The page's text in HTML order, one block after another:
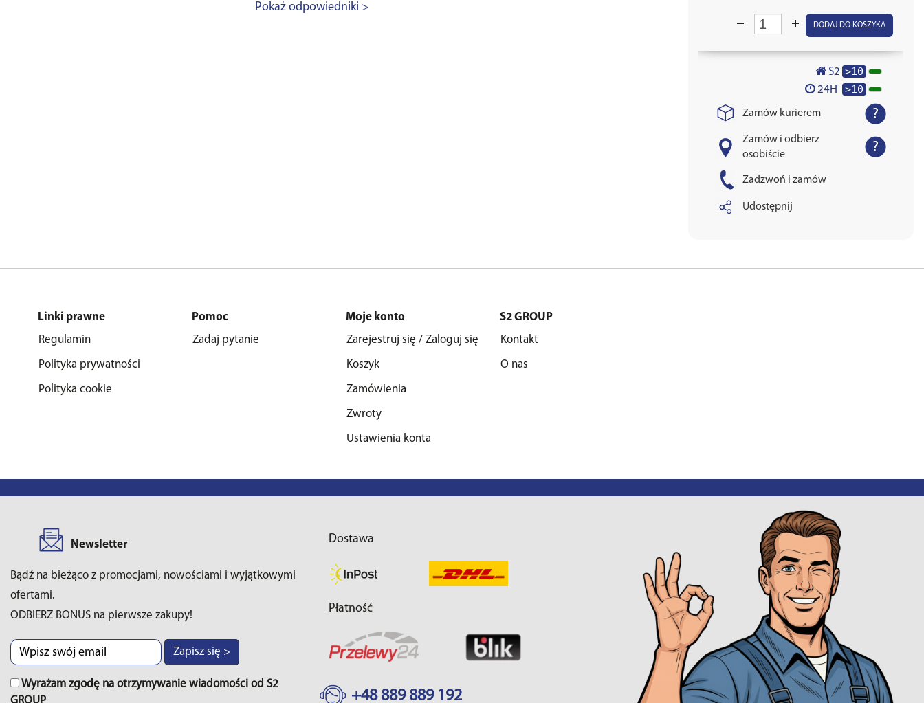
Pokaż odpowiedniki >
DODAJ DO KOSZYKA
S2 >10
24H >10
Zamów kurierem
Zamów i odbierz
osobiście
Zadzwoń i zamów
Udostępnij
Linki prawne
Regulamin
Polityka prywatności
Polityka cookie
Pomoc
Zadaj pytanie
Moje konto
Zarejestruj się / Zaloguj się
Koszyk
Zamówienia
Zwroty
Ustawienia konta
S2 GROUP
Kontakt
O nas
Newsletter
Bądź na bieżąco z promocjami, nowościami i wyjątkowymi
ofertami.
ODBIERZ BONUS na pierwsze zakupy!
Zapisz się >
Wyrażam zgodę na otrzymywanie wiadomości od S2
GROUP
Dostawa
Płatność
+48 889 889 192